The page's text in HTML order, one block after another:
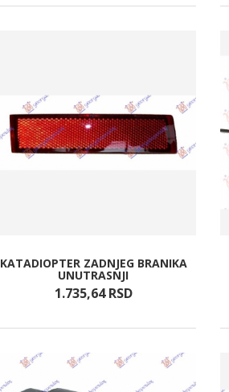
KATADIOPTER ZADNJEG BRANIKA
UNUTRASNJI
1.735,64 RSD